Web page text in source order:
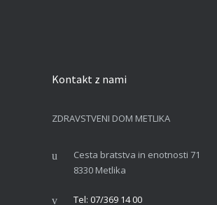
Kontakt z nami
ZDRAVSTVENI DOM METLIKA
Cesta bratstva in enotnosti 71
8330 Metlika
Tel: 07/369 14 00